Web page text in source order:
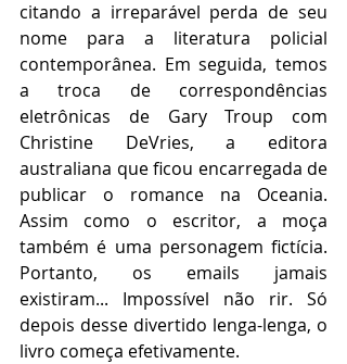
citando a irreparável perda de seu
nome para a literatura policial
contemporânea. Em seguida, temos
a troca de correspondências
eletrônicas de Gary Troup com
Christine DeVries, a editora
australiana que ficou encarregada de
publicar o romance na Oceania.
Assim como o escritor, a moça
também é uma personagem fictícia.
Portanto, os emails jamais
existiram... Impossível não rir. Só
depois desse divertido lenga-lenga, o
livro começa efetivamente.